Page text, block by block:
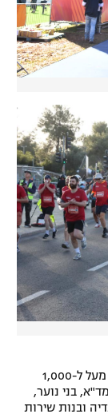
השנה השתתפו במרתון במסגרת נבחרת שלוה מעל ל-1,000
בני נוער,
ובנות שירות